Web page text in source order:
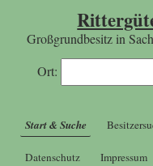
Großgrundbesitz in
Ort:
Start & Suche
Datenschutz Impressum